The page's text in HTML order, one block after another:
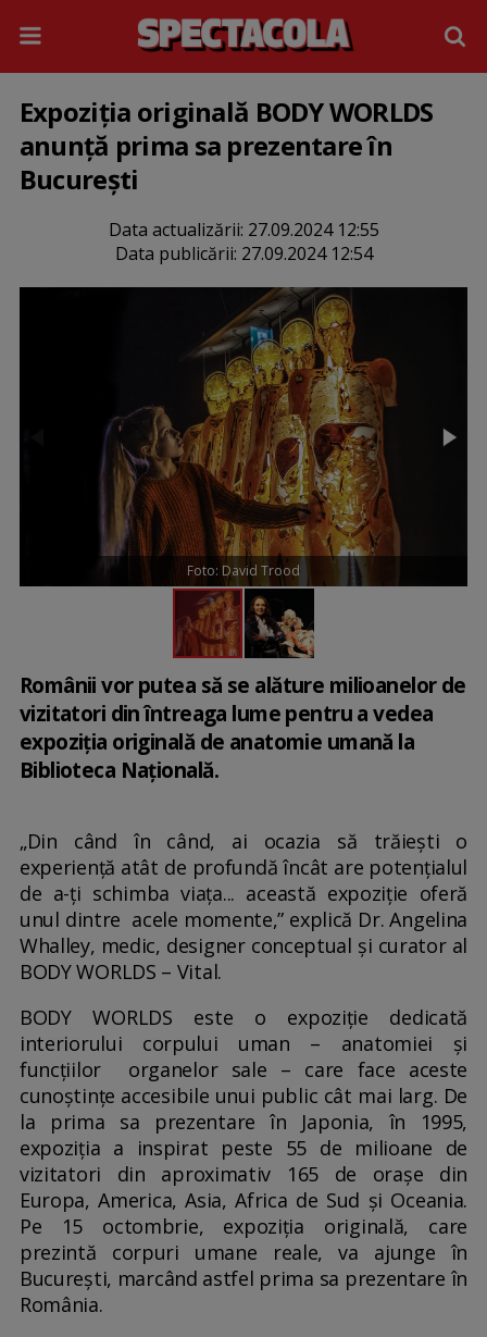
Expoziția originală BODY WORLDS
anunță prima sa prezentare în
București
Data actualizării: 27.09.2024 12:55
Data publicării: 27.09.2024 12:54
Foto: David Trood
Românii vor putea să se alăture milioanelor de
vizitatori din întreaga lume pentru a vedea
expoziția originală de anatomie umană la
Biblioteca Națională.
„Din când în când, ai ocazia să trăiești o
experiență atât de profundă încât are potențialul
de a-ți schimba viața... această expoziție oferă
unul dintre acele momente,” explică Dr. Angelina
Whalley, medic, designer conceptual și curator al
BODY WORLDS – Vital.
BODY WORLDS este o expoziție dedicată
interiorului corpului uman – anatomiei și
funcțiilor organelor sale – care face aceste
cunoștințe accesibile unui public cât mai larg. De
la prima sa prezentare în Japonia, în 1995,
expoziția a inspirat peste 55 de milioane de
vizitatori din aproximativ 165 de orașe din
Europa, America, Asia, Africa de Sud și Oceania.
Pe 15 octombrie, expoziția originală, care
prezintă corpuri umane reale, va ajunge în
București, marcând astfel prima sa prezentare în
România.